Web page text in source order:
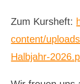
Zum Kursheft:
content/
Halbjahr-